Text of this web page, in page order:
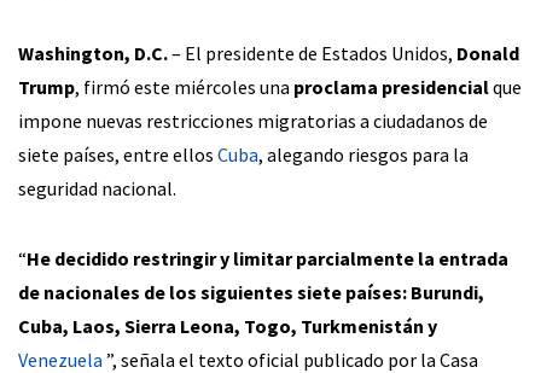
Washington, D.C.– El presidente de Estados Unidos, Donald
Trump, firmó este miércoles una proclama presidencialque
impone nuevas restricciones migratorias a ciudadanos de
siete países, entre ellos Cuba, alegando riesgos para la
seguridad nacional.
“He decidido restringir y limitar parcialmente la entrada
de nacionales de los siguientes siete países: Burundi,
Cuba, Laos, Sierra Leona, Togo, Turkmenistán y
Venezuela ”, señala el texto oficial publicado por la Casa